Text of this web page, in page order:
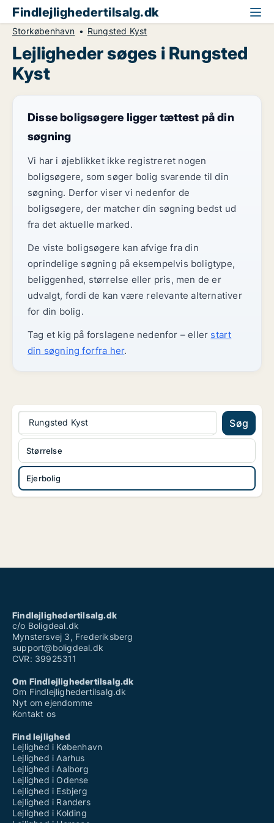
Findlejlighedertilsalg.dk
Storkøbenhavn Rungsted Kyst
Lejligheder søges i Rungsted
Kyst
Disse boligsøgere ligger tættest på din
søgning
Vi har i øjeblikket ikke registreret nogen
boligsøgere, som søger bolig svarende til din
søgning. Derfor viser vi nedenfor de
boligsøgere, der matcher din søgning bedst ud
fra det aktuelle marked.
De viste boligsøgere kan afvige fra din
oprindelige søgning på eksempelvis boligtype,
beliggenhed, størrelse eller pris, men de er
udvalgt, fordi de kan være relevante alternativer
for din bolig.
Tag et kig på forslagene nedenfor – eller start
din søgning forfra her.
Rungsted Kyst Søg
Ejerbolig
Størrelse
Findlejlighedertilsalg.dk
c/o Boligdeal.dk
Mynstersvej 3, Frederiksberg
support@boligdeal.dk
CVR: 39925311
Om Findlejlighedertilsalg.dk
Om Findlejlighedertilsalg.dk
Nyt om ejendomme
Kontakt os
Find lejlighed
Lejlighed i København
Lejlighed i Aarhus
Lejlighed i Aalborg
Lejlighed i Odense
Lejlighed i Esbjerg
Lejlighed i Randers
Lejlighed i Kolding